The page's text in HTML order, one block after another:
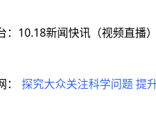
10.18新闻快讯（视频直播
： 探究大众关注科学问题 提